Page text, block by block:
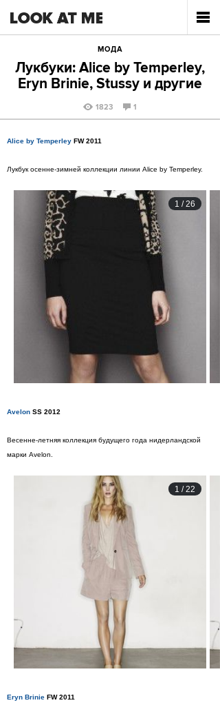
МОДА
Лукбуки: Alice by Temperley,
Eryn Brinie, Stussy и другие
1823 1
Alice by Temperley FW 2011
Лукбук осенне-зимней коллекции линии Alice by Temperley.
1 /26
Avelon SS 2012
Весенне-летняя коллекция будущего года нидерландской
марки Avelon.
1 /22
Eryn Brinie FW 2011